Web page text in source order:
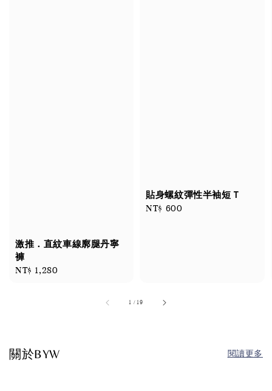
激推．直紋車線廓腿丹寧
褲
Regular
NT$ 1,280
貼身螺紋彈性半袖短Ｔ
Regular
NT$ 600
1 /19
關於BYW 閱讀更多